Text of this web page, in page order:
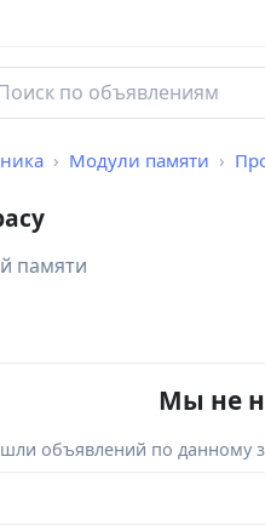
Модули памяти
памяти
Мы не
объявлений по данному